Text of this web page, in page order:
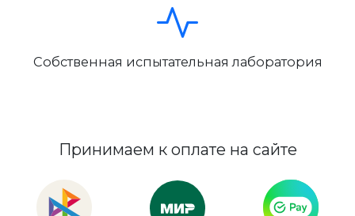
Собственная испытательная лаборатория
Принимаем к оплате на сайте